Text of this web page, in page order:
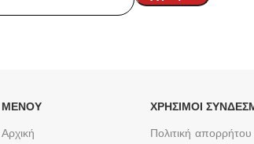
ΜΕΝΟΥ
Αρχική
ΧΡΉΣΙΜΟΙ
Πολιτική απορρήτου